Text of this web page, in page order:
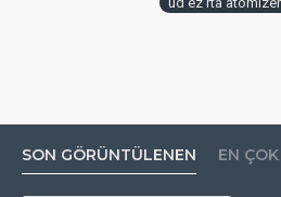
SON GÖRÜNTÜLENEN EN